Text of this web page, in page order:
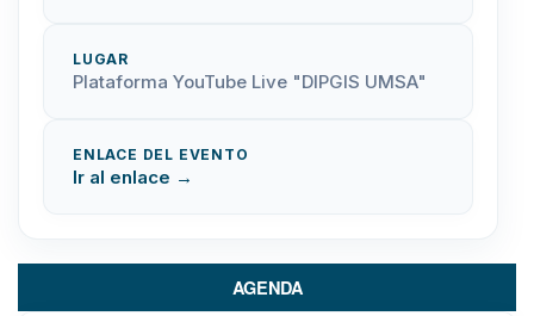
LUGAR
Plataforma YouTube Live "DIPGIS UMSA"
ENLACE DEL EVENTO
Ir al enlace →
AGENDA